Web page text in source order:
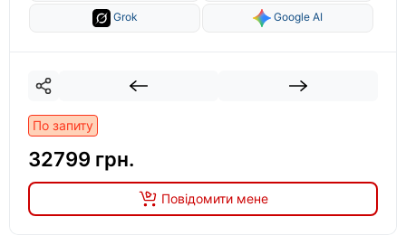
Grok Google AI
По запиту
32799 грн.
Повідомити мене